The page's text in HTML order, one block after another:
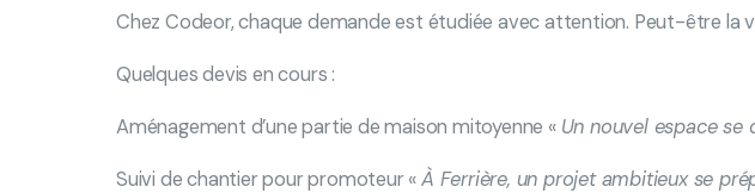
Chez Codeor, chaque demande est étudiée avec attention. Peut-être la
Quelques devis en cours :
Aménagement d’une partie de maison mitoyenne « Un nouvel espace se
Suivi de chantier pour promoteur «À Ferrière, un projet ambitieux se